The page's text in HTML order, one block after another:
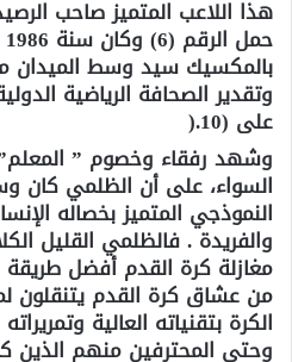
هذا اللاعب المتميز صاحب
بالمكسيك سيد وسط الميدان
على (10 ).
وشهد رفقاء وخصوم ”
السواء، على أن الظلمي كان
النموذجي المتميز بخصاله
والفريدة . فالظلمي القليل
مغازلة كرة القدم أفضل طريقة
من عشاق كرة القدم يتنقلون
الكرة بتقنياته العالية
وحتى المحترفين منهم الذين